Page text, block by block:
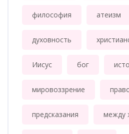
философия атеизм
духовность
Иисус бог
мировоззрение
предсказания между